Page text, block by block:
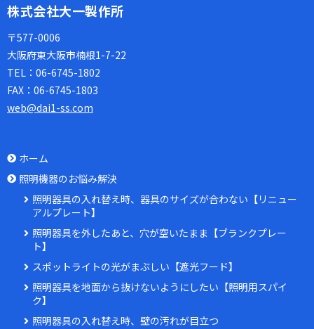
株式会社大一製作所
〒577-0006
大阪府東大阪市楠根1-7-22
TEL： 06-6745-1802
FAX： 06-6745-1803
web@dai1-ss.com
ホーム
照明機器のお悩み解決
照明器具の入れ替え時、器具のサイズが合わない【リニュー
アルプレート】
照明器具を外したあと、穴が空いたまま【ブランクプレー
ト】
スポットライトの光がまぶしい【遮光フード】
照明器具を地面から抜けないようにしたい【照明用スパイ
ク】
照明器具の入れ替え時、壁の汚れが目立つ